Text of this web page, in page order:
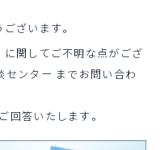
ざいます。
関してご不明な点がござ
センター までお問い合わ
答いたします。